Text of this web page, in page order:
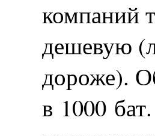
компаний
дешевую
дороже).
в 1000